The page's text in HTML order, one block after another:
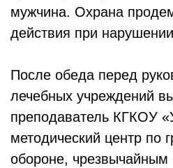
мужчина. Охрана
действия при
После обеда перед
лечебных учреждений
преподаватель КГКОУ
методический центр по
обороне, чрезвычайным